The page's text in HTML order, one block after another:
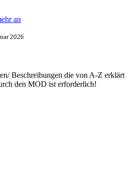
an
2026
Beschreibungen die von A-Z erklärt
den MOD ist erforderlich!